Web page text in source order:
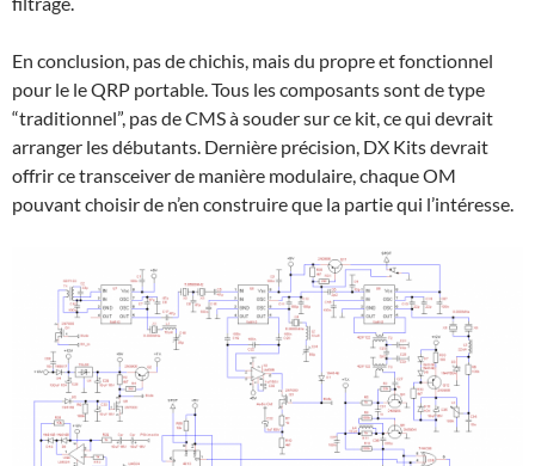
En conclusion, pas de chichis, mais du propre et fonctionnel
pour le le QRP portable. Tous les composants sont de type
“traditionnel”, pas de CMS à souder sur ce kit, ce qui devrait
arranger les débutants. Dernière précision, DX Kits devrait
offrir ce transceiver de manière modulaire, chaque OM
pouvant choisir de n’en construire que la partie qui l’intéresse.